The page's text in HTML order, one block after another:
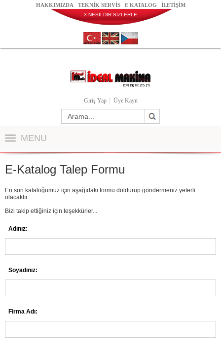
HAKKIMIZDA TEKNİK SERVİS E KATALOG İLETİŞİM
3 NESİLDİR SİZLERLE
Giriş Yap Üye Kayıt
MENU
E-Katalog Talep Formu
En son kataloğumuz için aşağıdaki formu doldurup göndermeniz yeterli
olacaktır.
Bizi takip ettiğiniz için teşekkürler...
Adınız:
Soyadınız:
Firma Adı: